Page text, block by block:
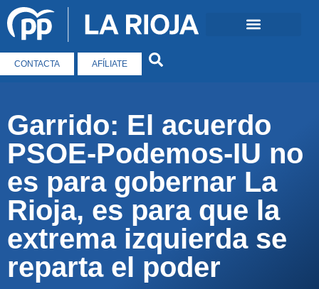
CONTACTA AFÍLIATE
Garrido: El acuerdo
PSOE-Podemos-IU no
es para gobernar La
Rioja, es para que la
extrema izquierda se
reparta el poder